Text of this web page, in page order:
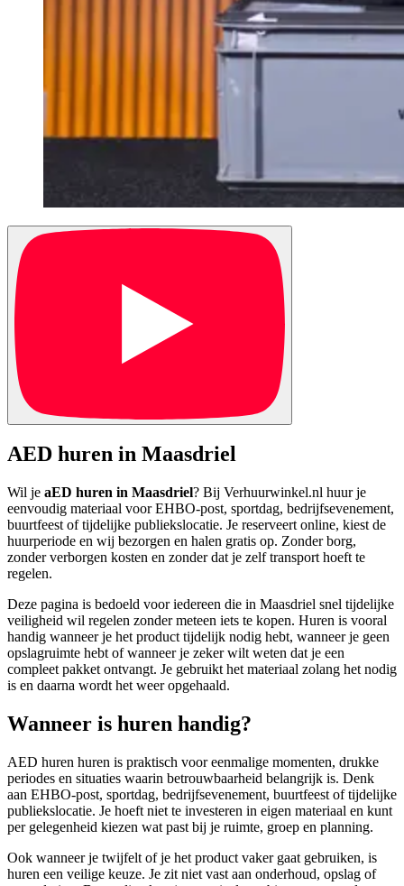
AED huren in Maasdriel
Wil je aED huren in Maasdriel? Bij Verhuurwinkel.nl huur je
eenvoudig materiaal voor EHBO-post, sportdag, bedrijfsevenement,
buurtfeest of tijdelijke publiekslocatie. Je reserveert online, kiest de
huurperiode en wij bezorgen en halen gratis op. Zonder borg,
zonder verborgen kosten en zonder dat je zelf transport hoeft te
regelen.
Deze pagina is bedoeld voor iedereen die in Maasdriel snel tijdelijke
veiligheid wil regelen zonder meteen iets te kopen. Huren is vooral
handig wanneer je het product tijdelijk nodig hebt, wanneer je geen
opslagruimte hebt of wanneer je zeker wilt weten dat je een
compleet pakket ontvangt. Je gebruikt het materiaal zolang het nodig
is en daarna wordt het weer opgehaald.
Wanneer is huren handig?
AED huren huren is praktisch voor eenmalige momenten, drukke
periodes en situaties waarin betrouwbaarheid belangrijk is. Denk
aan EHBO-post, sportdag, bedrijfsevenement, buurtfeest of tijdelijke
publiekslocatie. Je hoeft niet te investeren in eigen materiaal en kunt
per gelegenheid kiezen wat past bij je ruimte, groep en planning.
Ook wanneer je twijfelt of je het product vaker gaat gebruiken, is
huren een veilige keuze. Je zit niet vast aan onderhoud, opslag of